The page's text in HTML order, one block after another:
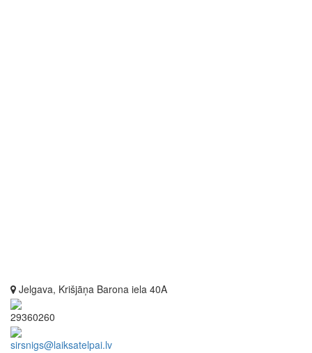
Jelgava, Krišjāņa Barona iela 40A
29360260
sirsnigs@laiksatelpai.lv